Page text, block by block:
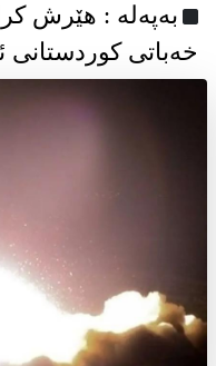
به‌په‌له‌ : هێرش
خەباتی کوردستانی